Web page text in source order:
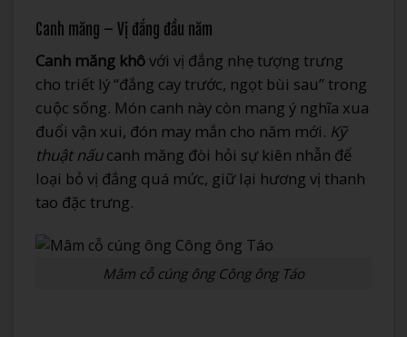
Canh măng – Vị đắng đầu năm
Canh măng khôvới vị đắng nhẹ tượng trưng
cho triết lý “đắng cay trước, ngọt bùi sau” trong
cuộc sống. Món canh này còn mang ý nghĩa xua
đuổi vận xui, đón may mắn cho năm mới. Kỹ
thuật nấucanh măng đòi hỏi sự kiên nhẫn để
loại bỏ vị đắng quá mức, giữ lại hương vị thanh
tao đặc trưng.
Mâm cỗ cúng ông Công ông Táo